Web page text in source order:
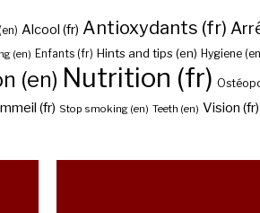
Alcool (fr) Antioxydants (fr)
(en) Enfants (fr) Hints and tips (en) Hygiene
(en) Nutrition (fr)
(fr) Stop smoking (en) Teeth (en) Vision (fr)